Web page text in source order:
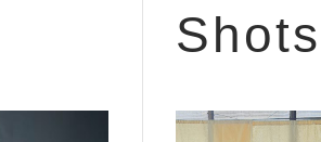
Shots